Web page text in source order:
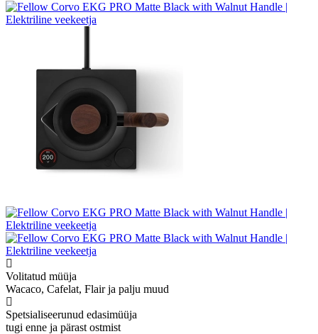
Volitatud müüja
Wacaco, Cafelat, Flair ja palju muud
Spetsialiseerunud edasimüüja
tugi enne ja pärast ostmist